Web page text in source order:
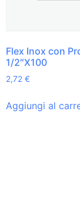
Flex Inox con
1/2″X100
2,72 €
Aggiungi al